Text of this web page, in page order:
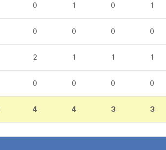
0 1 0 1
0 0 0 0
2 1 1 1
0 0 0 0
4 4 3 3